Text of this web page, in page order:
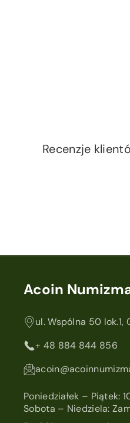
Recenzje
Acoin
ul. Wspólna 50
+ 48 884 844 856
Poniedziałek – Piątek:
Sobota – Niedziela: